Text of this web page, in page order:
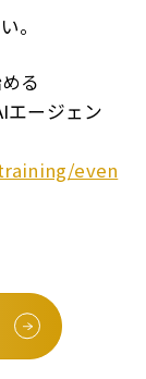
。
る
エージェン
even